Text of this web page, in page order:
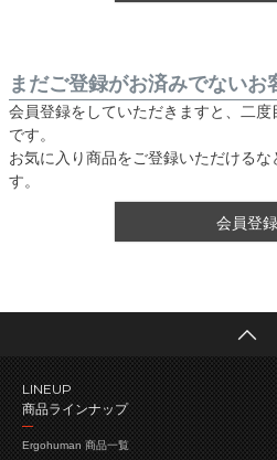
まだご登録がお済みでないお
会員登録をしていただきますと、二度
です。
お気に入り商品をご登録いただける
す。
会員登録
LINEUP
商品ラインナップ
Ergohuman 商品一覧